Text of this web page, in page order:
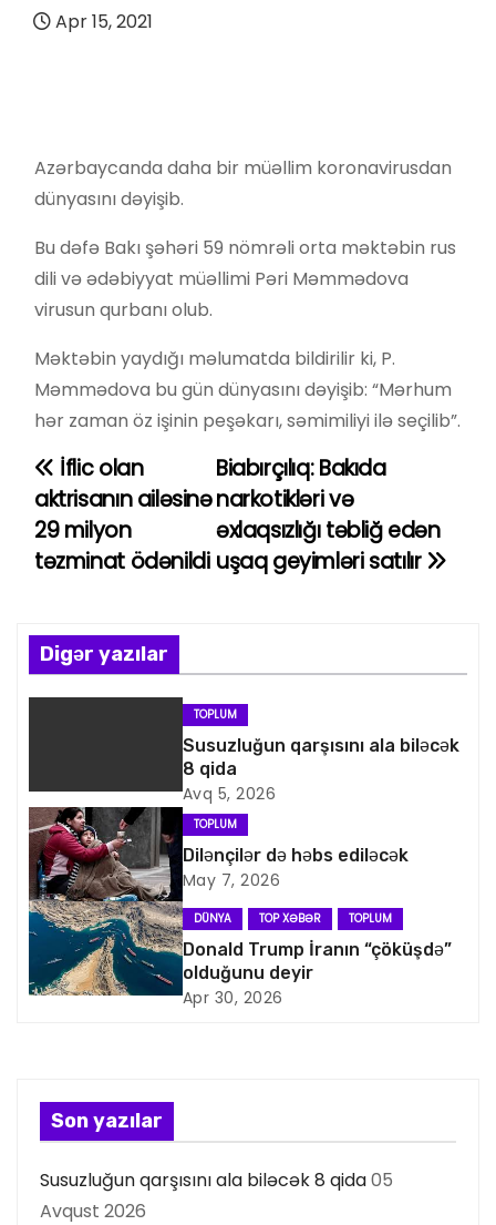
Apr 15, 2021
Azərbaycanda daha bir müəllim koronavirusdan
dünyasını dəyişib.
Bu dəfə Bakı şəhəri 59 nömrəli orta məktəbin rus
dili və ədəbiyyat müəllimi Pəri Məmmədova
virusun qurbanı olub.
Məktəbin yaydığı məlumatda bildirilir ki, P.
Məmmədova bu gün dünyasını dəyişib: “Mərhum
hər zaman öz işinin peşəkarı, səmimiliyi ilə seçilib”.
Y
a
z
n
a
i
q
a
s
i
s
ı
Biabırçılıq: Bakıda
narkotikləri və
əxlaqsızlığı təbliğ edən
uşaq geyimləri satılır
İflic olan
aktrisanın ailəsinə
29 milyon
təzminat ödənildi
Digər yazılar
TOPLUM
Susuzluğun qarşısını ala biləcək
8 qida
Avq 5, 2026
TOPLUM
Dilənçilər də həbs ediləcək
May 7, 2026
DÜNYA TOP XƏBƏR TOPLUM
Donald Trump İranın “çöküşdə”
olduğunu deyir
Apr 30, 2026
Son yazılar
Susuzluğun qarşısını ala biləcək 8 qida05
Avqust 2026